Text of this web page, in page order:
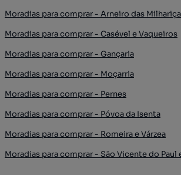
Moradias para comprar - Arneiro das
Moradias para comprar - Casével e Vaqueiros
Moradias para comprar - Gançaria
Moradias para comprar - Moçarria
Moradias para comprar - Pernes
Moradias para comprar - Póvoa da Isenta
Moradias para comprar - Romeira e Várzea
Moradias para comprar - São Vicente do Paul